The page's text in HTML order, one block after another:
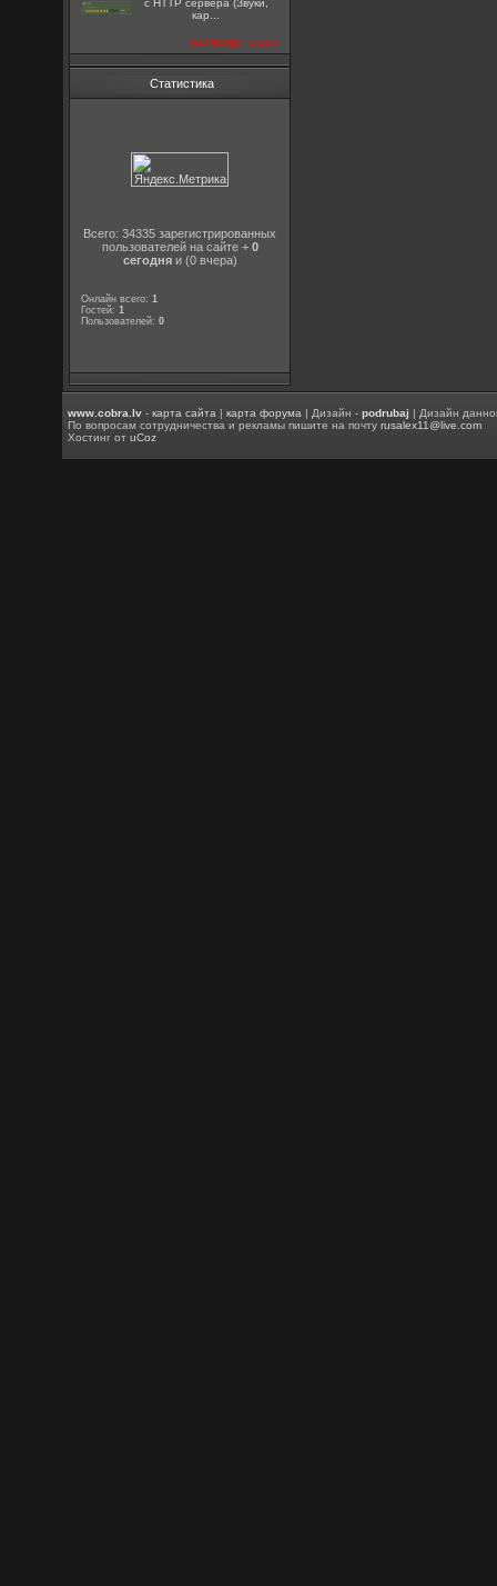
с HTTP сервера (Звуки,
кар...
посмотреть все
Статистика
Всего: 34335 зарегистрированных
пользователей на сайте + 0
сегодняи (0 вчера)
Онлайн всего:1
Гостей:1
Пользователей:0
www.cobra.lv -карта сайта |карта форума | Дизайн -podrubaj | Дизайн
По вопросам сотрудничества и рекламы пишите на почтуrusalex11@live.com
Хостинг отuCoz